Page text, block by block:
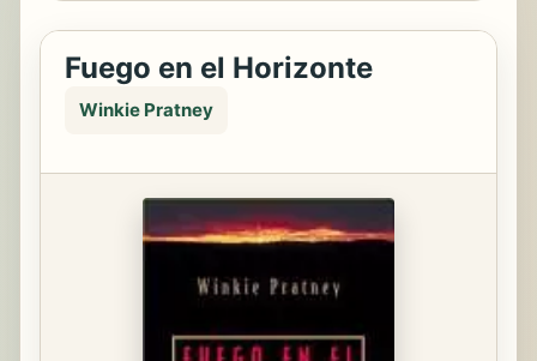
Fuego en el Horizonte
Winkie Pratney